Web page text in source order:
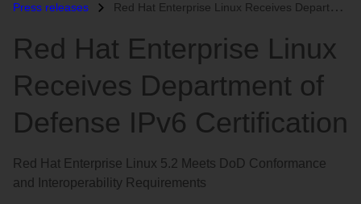
Press releases Red Hat Enterprise Linux Receives Department of Defense IPv6 Certifica...
Red Hat Enterprise Linux
Receives Department of
Defense IPv6 Certification
Red Hat Enterprise Linux 5.2 Meets DoD Conformance
and Interoperability Requirements